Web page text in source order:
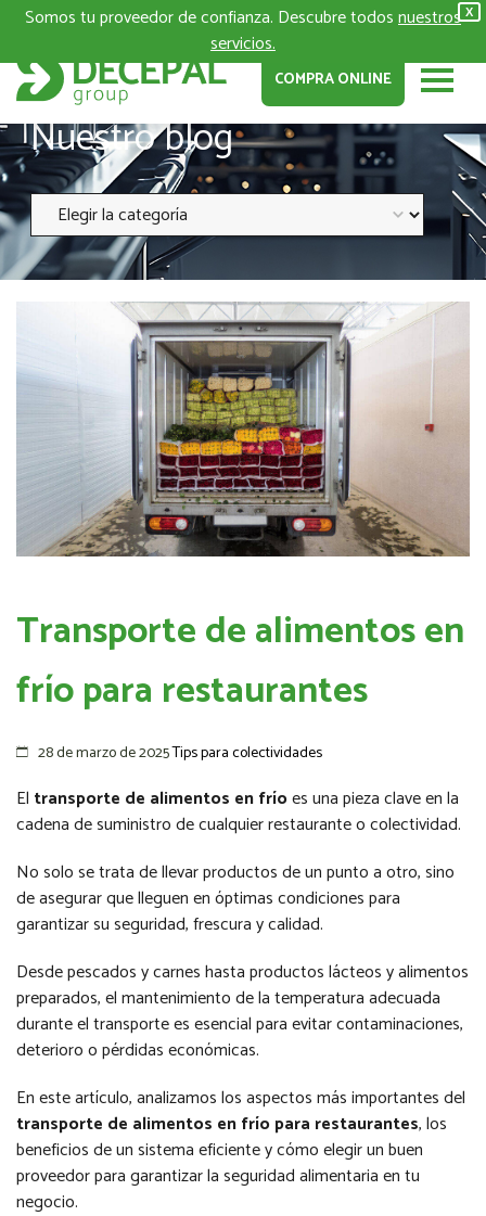
X
Somos tu proveedor de confianza. Descubre todosnuestros
servicios.
COMPRA ONLINE
Nuestro blog
Transporte de alimentos en
frío para restaurantes
28 de marzo de 2025Tips para colectividades
El transporte de alimentos en fríoes una pieza clave en la
cadena de suministro de cualquier restaurante o colectividad.
No solo se trata de llevar productos de un punto a otro, sino
de asegurar que lleguen en óptimas condiciones para
garantizar su seguridad, frescura y calidad.
Desde pescados y carnes hasta productos lácteos y alimentos
preparados, el mantenimiento de la temperatura adecuada
durante el transporte es esencial para evitar contaminaciones,
deterioro o pérdidas económicas.
En este artículo, analizamos los aspectos más importantes del
transporte de alimentos en frío para restaurantes, los
beneficios de un sistema eficiente y cómo elegir un buen
proveedor para garantizar la seguridad alimentaria en tu
negocio.